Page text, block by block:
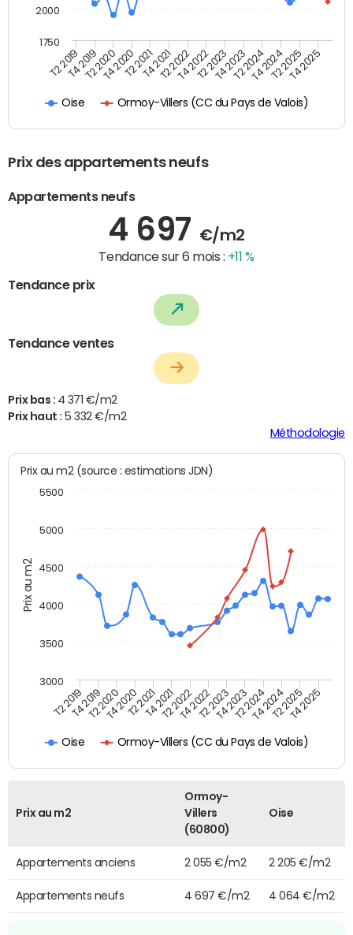
Oise Ormoy-Villers (CC du Pays de Valois)
T2 2019T4 2019T2 2020T4 2020T2 2021T4 2021T2 2022T4 2022T2 2023T4 2023T2 2024T4 2024T2 2025T4 2025
1750
2000
Prix des appartements neufs
Appartements neufs
4 697 €/m2
Tendance sur 6 mois : +11 %
Tendance prix
Tendance ventes
Prix bas : 4 371 €/m2
Prix haut : 5 332 €/m2
Méthodologie
Prix au m2
Prix au m2 (source : estimations JDN)
Oise Ormoy-Villers (CC du Pays de Valois)
T2 2019T4 2019T2 2020T4 2020T2 2021T4 2021T2 2022T4 2022T2 2023T4 2023T2 2024T4 2024T2 2025T4 2025
3000
3500
4000
4500
5000
5500
Prix au m2
Ormoy-
Villers
(60800)
Oise
Appartements anciens 2 055 €/m2 2 205 €/m2
Appartements neufs 4 697 €/m2 4 064 €/m2